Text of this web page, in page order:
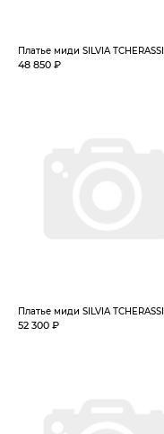
Платье миди SILVIA TCHERASSI
48 850 ₽
Платье миди SILVIA TCHERASSI
52 300 ₽